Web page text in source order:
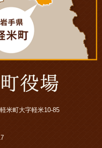
米町大字軽米10-85